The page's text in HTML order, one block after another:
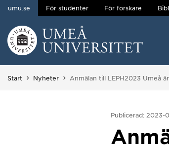
Hoppa direkt till innehållet
umu.se För studenter För forskare
Start Nyheter Du är här:
Anmälan till LEPH2023 Umeå
Publicerad: 2023-